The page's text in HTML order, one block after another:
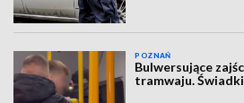
POZNAŃ
Bulwersujące
tramwaju.